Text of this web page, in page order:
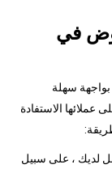
في
سهلة
عملائها الاستفادة
لديك ، على سبيل